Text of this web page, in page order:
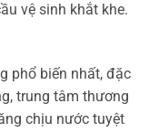
vệ sinh khắt khe.
phổ biến nhất, đặc
trung tâm thương
chịu nước tuyệt